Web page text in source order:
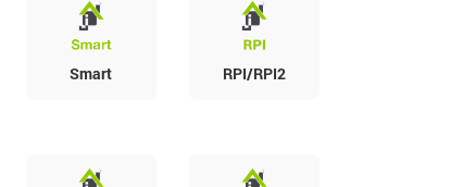
Smart RPI/RPI2